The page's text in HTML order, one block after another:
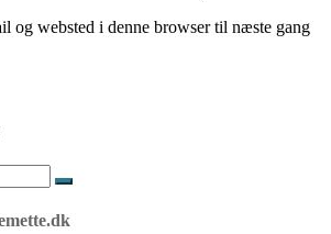
og websted i denne browser til næste gang